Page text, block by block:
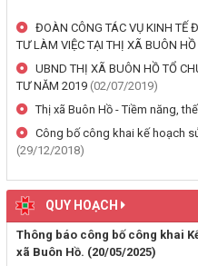
Thông báo về việc niêm yết,
quyền sử dụng đất mang tên
Kim Tâm. Thường trú tại: Phường
(29/07/2026, 00:00)
Thông báo về việc cấp giấy
dụng đất tại phường Buôn Hồ,
(24/07/2026, 00:00)
Thông báo về việc niêm yết
ĐOÀN CÔNG TÁC VỤ KINH TẾ
TƯ LÀM VIỆC TẠI THỊ XÃ BUÔN HỒ
UBND THỊ XÃ BUÔN HỒ TỔ
TƯ NĂM 2019 (02/07/2019)
Thị xã Buôn Hồ - Tiềm năng,
Công bố công khai kế hoạch
(29/12/2018)
QUY HOẠCH
Thông báo công bố công khai
xã Buôn Hồ. (20/05/2025)